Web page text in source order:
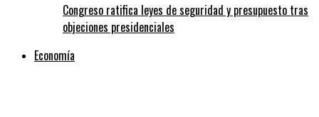
Congreso ratifica leyes de seguridad y presupuesto tras
objeciones presidenciales
Economía